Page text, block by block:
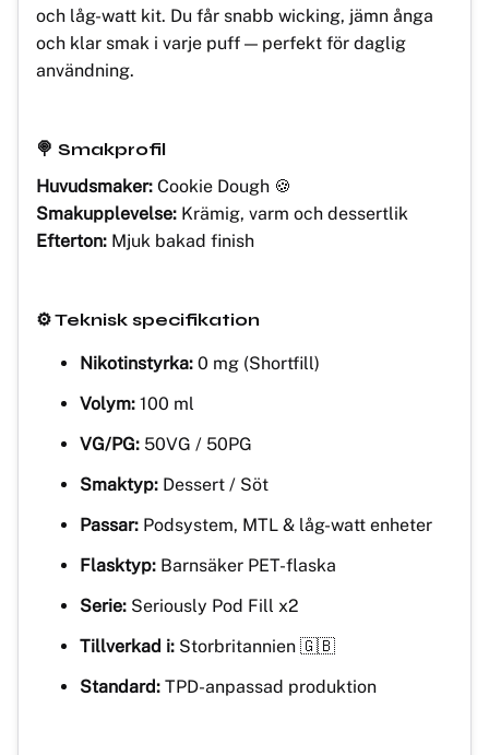
och låg-watt kit. Du får snabb wicking, jämn ånga
och klar smak i varje puff — perfekt för daglig
användning.
🍭 Smakprofil
Huvudsmaker: Cookie Dough 🍪
Smakupplevelse: Krämig, varm och dessertlik
Efterton: Mjuk bakad finish
⚙️ Teknisk specifikation
Nikotinstyrka: 0 mg (Shortfill)
Volym: 100 ml
VG/PG: 50VG / 50PG
Smaktyp: Dessert / Söt
Passar: Podsystem, MTL & låg-watt enheter
Flasktyp: Barnsäker PET-flaska
Serie: Seriously Pod Fill x2
Tillverkad i: Storbritannien 🇬🇧
Standard: TPD-anpassad produktion